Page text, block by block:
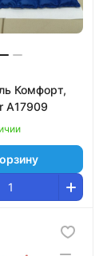
Комфорт,
A17909